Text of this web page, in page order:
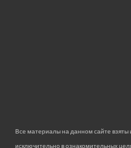
Все материалы на данном сайте взяты
исключительно в ознакомительных